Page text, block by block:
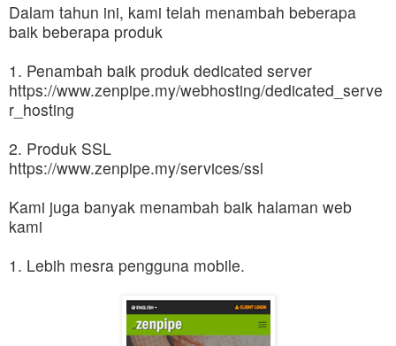
Dalam tahun ini, kami telah menambah beberapa
baik beberapa produk
1. Penambah baik produk dedicated server
https://www.zenpipe.my/webhosting/dedicated_serve
r_hosting
2. Produk SSL
https://www.zenpipe.my/services/ssl
Kami juga banyak menambah baik halaman web
kami
1. Lebih mesra pengguna mobile.